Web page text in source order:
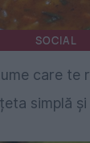
SOCIAL
care te
simplă